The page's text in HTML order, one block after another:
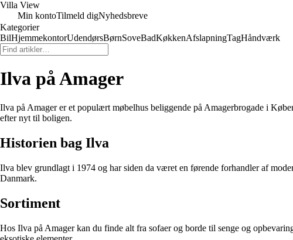
Villa View
Min kontoTilmeld digNyhedsbreve
Kategorier
BilHjemmekontorUdendørsBørnSoveBadKøkkenAfslapningTagHåndværk
Ilva på Amager
Ilva på Amager er et populært møbelhus beliggende på Amagerbrogade i
efter nyt til boligen.
Historien bag Ilva
Ilva blev grundlagt i 1974 og har siden da været en førende forhandler af
Danmark.
Sortiment
Hos Ilva på Amager kan du finde alt fra sofaer og borde til senge og